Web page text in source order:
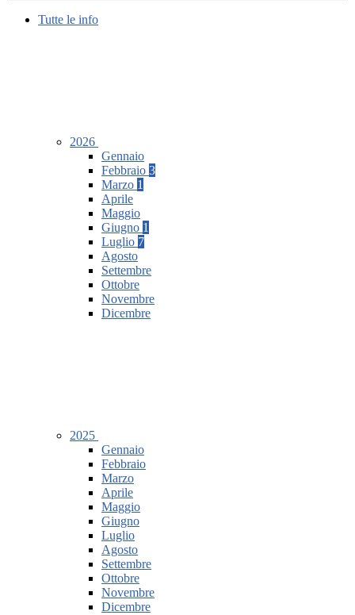
Tutte le info
2026
Gennaio
Febbraio 3
Marzo 1
Aprile
Maggio
Giugno 1
Luglio 7
Agosto
Settembre
Ottobre
Novembre
Dicembre
2025
Gennaio
Febbraio
Marzo
Aprile
Maggio
Giugno
Luglio
Agosto
Settembre
Ottobre
Novembre
Dicembre